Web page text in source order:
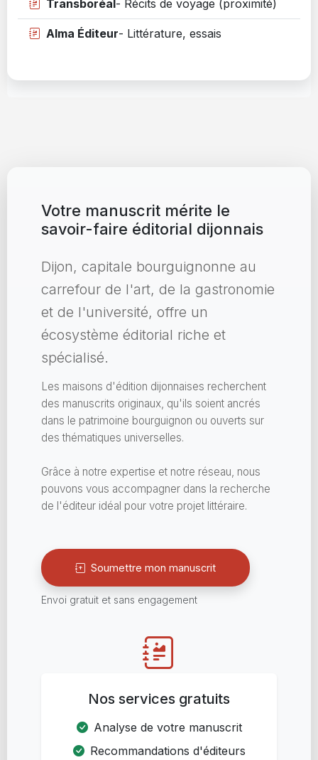
Transboréal - Récits de voyage (proximité)
Alma Éditeur- Littérature, essais
Votre manuscrit mérite le
savoir-faire éditorial dijonnais
Dijon, capitale bourguignonne au
carrefour de l'art, de la gastronomie
et de l'université, offre un
écosystème éditorial riche et
spécialisé.
Les maisons d'édition dijonnaises recherchent
des manuscrits originaux, qu'ils soient ancrés
dans le patrimoine bourguignon ou ouverts sur
des thématiques universelles.
Grâce à notre expertise et notre réseau, nous
pouvons vous accompagner dans la recherche
de l'éditeur idéal pour votre projet littéraire.
Soumettre mon manuscrit
Envoi gratuit et sans engagement
Nos services gratuits
Analyse de votre manuscrit
Recommandations d'éditeurs